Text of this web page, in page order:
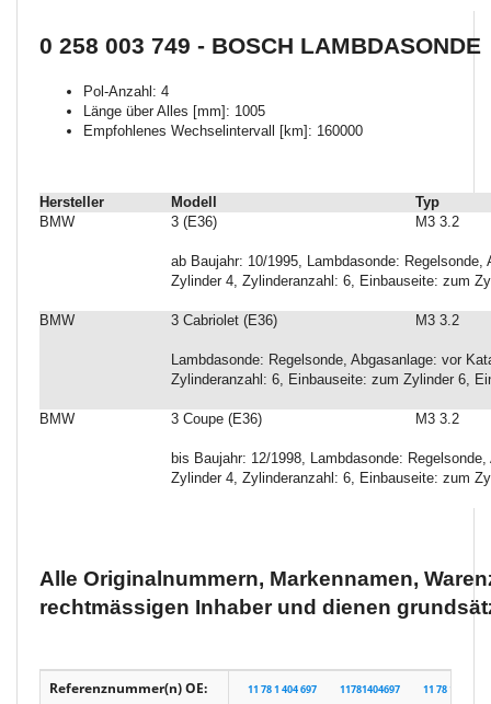
0 258 003 749 - BOSCH LAMBDASONDE
Pol-Anzahl: 4
Länge über Alles [mm]: 1005
Empfohlenes Wechselintervall [km]: 160000
Hersteller Modell
Typ
BMW
3 (E36) M3 3.2
ab Baujahr: 10/1995, Lambdasonde:
Zylinder 4, Zylinderanzahl: 6, Einbauseite: zum
BMW 3 Cabriolet (E36) M3 3.2
Lambdasonde: Regelsonde, Abgasanlage: vor
Zylinderanzahl: 6, Einbauseite: zum Zylinder 6,
BMW 3 Coupe (E36) M3 3.2
bis Baujahr: 12/1998, Lambdasonde:
Zylinder 4, Zylinderanzahl: 6, Einbauseite: zum
Alle Originalnummern, Markennamen,
rechtmässigen Inhaber und dienen
Referenznummer(n) OE: 11 78 1 404 697 11781404697 11 78 1 404 697